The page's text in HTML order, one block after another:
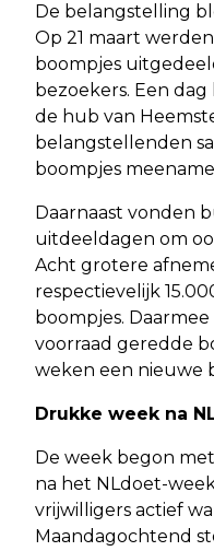
De belangstelling
Op 21 maart
boompjes
bezoekers. Een
de hub van
belangstellenden
boompjes
Daarnaast vonden
uitdeeldagen om
Acht grotere
respectievelijk
boompjes.
voorraad geredde
weken een nieuwe
Drukke week na
De week begon
na het NLdoet-
vrijwilligers actief
Maandagochtend